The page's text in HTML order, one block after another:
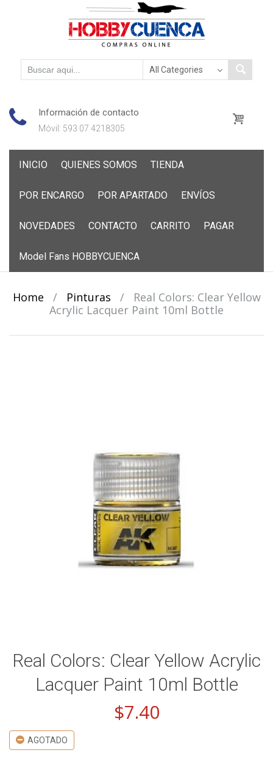
Información de contacto
Móvil: 593 07 4218305
INICIO QUIENES SOMOS TIENDA
POR ENCARGO POR APARTADO ENVÍOS
NOVEDADES CONTACTO CARRITO PAGAR
Model Fans HOBBYCUENCA
Home / Pinturas /
Real Colors: Clear Yellow
Acrylic Lacquer Paint 10ml Bottle
Real Colors: Clear Yellow Acrylic
Lacquer Paint 10ml Bottle
$7.40
AGOTADO